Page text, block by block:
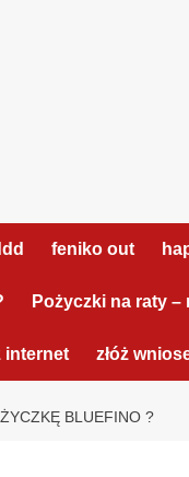
feniko out
Pożyczki na raty –
internet złóż
BLUEFINO ?